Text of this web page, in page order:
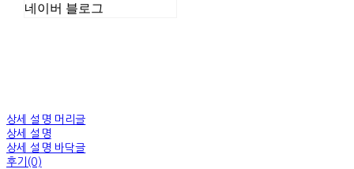
네이버 블로그
상세 설명 머리글
상세 설명
상세 설명 바닥글
후기(0)